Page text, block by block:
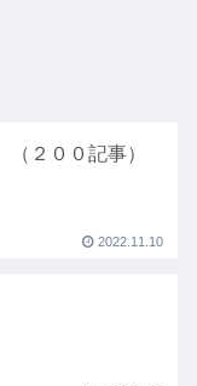
２００記事）
2022.11.10